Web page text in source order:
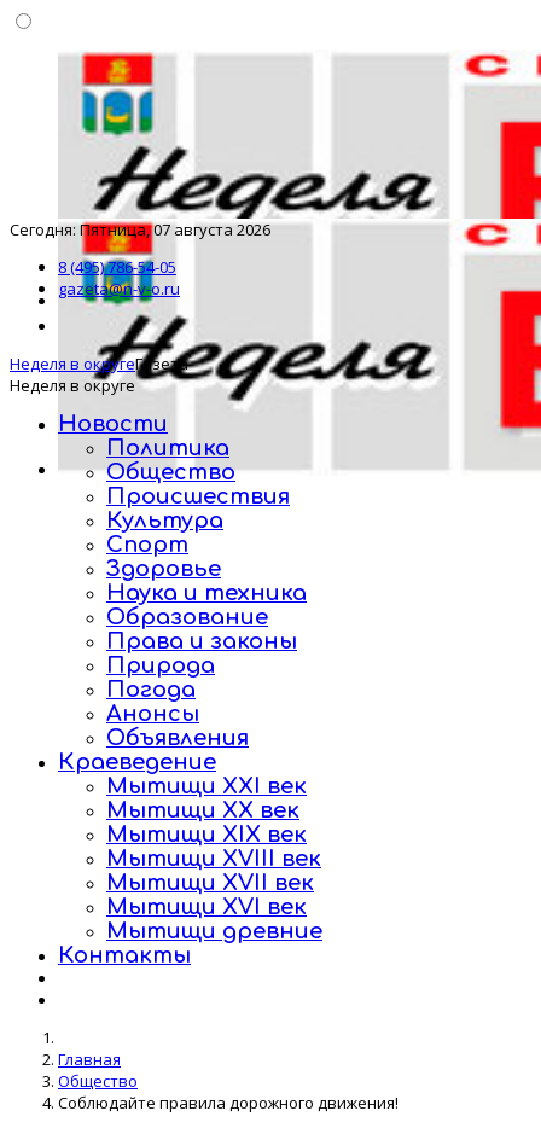
Сегодня: Пятница, 07 августа 2026
8 (495) 786-54-05
gazeta@n-v-o.ru
Неделя в округеГазета
Неделя в округе
Новости
Политика
Общество
Происшествия
Культура
Спорт
Здоровье
Наука и техника
Образование
Права и законы
Природа
Погода
Анонсы
Объявления
Краеведение
Мытищи XXI век
Мытищи XX век
Мытищи XIX век
Мытищи XVIII век
Мытищи XVII век
Мытищи XVI век
Мытищи древние
Контакты
Главная
Общество
Соблюдайте правила дорожного движения!